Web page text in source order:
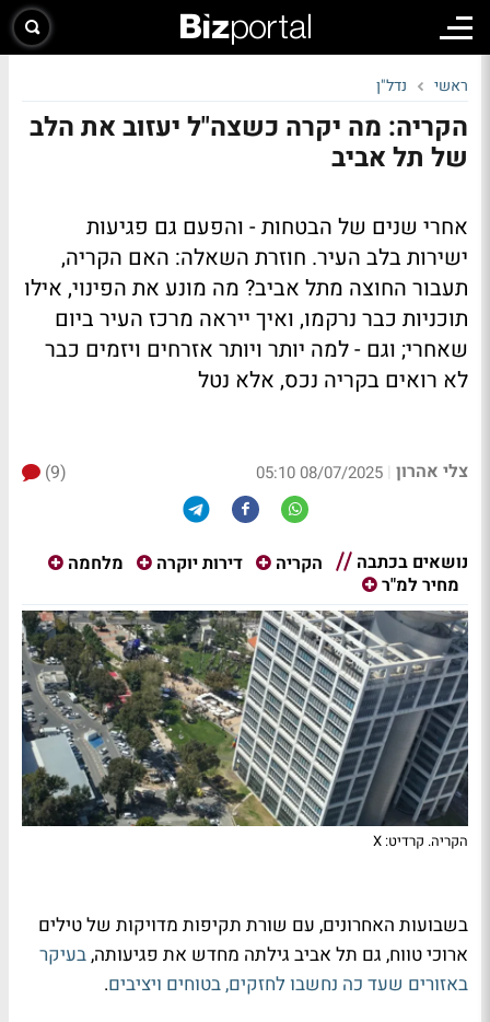
ראשי נדל"ן
הקריה: מה יקרה כשצה"ל יעזוב את הלב
של תל אביב
אחרי שנים של הבטחות - והפעם גם פגיעות
ישירות בלב העיר. חוזרת השאלה: האם הקריה,
תעבור החוצה מתל אביב? מה מונע את הפינוי, אילו
תוכניות כבר נרקמו, ואיך ייראה מרכז העיר ביום
שאחרי; וגם - למה יותר ויותר אזרחים ויזמים כבר
לא רואים בקריה נכס, אלא נטל
צלי אהרון |
08/07/2025 05:10
(9)
נושאים בכתבה הקריה דירות יוקרה
מלחמה
מחיר למ"ר
הקריה. קרדיט: X
בשבועות האחרונים, עם שורת תקיפות מדויקות של טילים
ארוכי טווח, גם תל אביב גילתה מחדש את פגיעותה,בעיקר
באזורים שעד כה נחשבו לחזקים, בטוחים ויציבים.